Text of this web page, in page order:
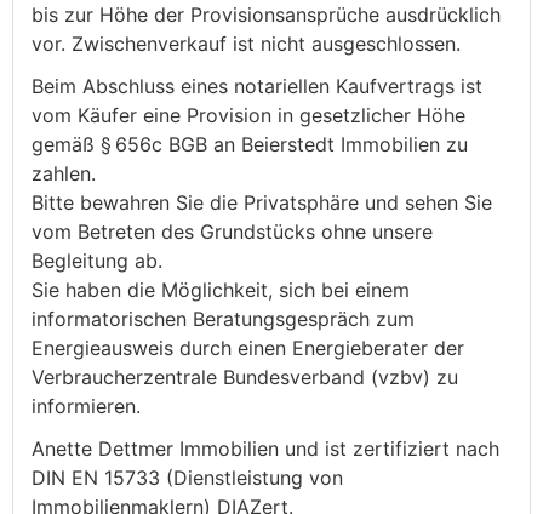
bis zur Höhe der Provisionsansprüche ausdrücklich
vor. Zwischenverkauf ist nicht ausgeschlossen.
Beim Abschluss eines notariellen Kaufvertrags ist
vom Käufer eine Provision in gesetzlicher Höhe
gemäß § 656c BGB an Beierstedt Immobilien zu
zahlen.
Bitte bewahren Sie die Privatsphäre und sehen Sie
vom Betreten des Grundstücks ohne unsere
Begleitung ab.
Sie haben die Möglichkeit, sich bei einem
informatorischen Beratungsgespräch zum
Energieausweis durch einen Energieberater der
Verbraucherzentrale Bundesverband (vzbv) zu
informieren.
Anette Dettmer Immobilien und ist zertifiziert nach
DIN EN 15733 (Dienstleistung von
Immobilienmaklern) DIAZert.